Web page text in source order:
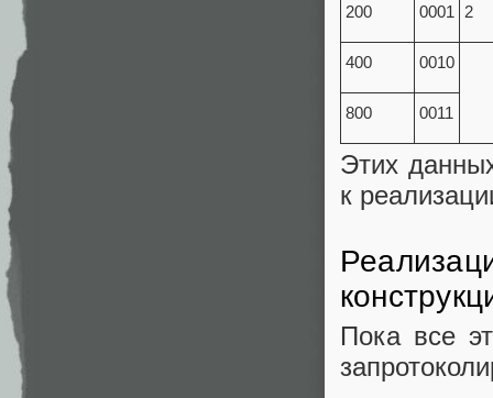
200 0001 2
400 0010
800 0011
Этих
к
Пока все